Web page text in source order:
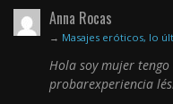
Anna Rocas
→ Masajes eróticos, lo
Hola soy mujer
probarexperiencia